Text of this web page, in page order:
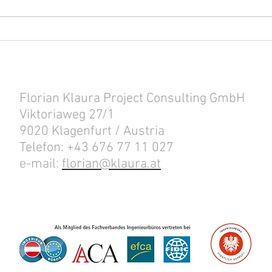
Florian Klaura Project Consulting GmbH
Viktoriaweg 27/1
9020 Klagenfurt / Austria
Telefon: +43 676 77 11 027
e-mail: florian@klaura.at